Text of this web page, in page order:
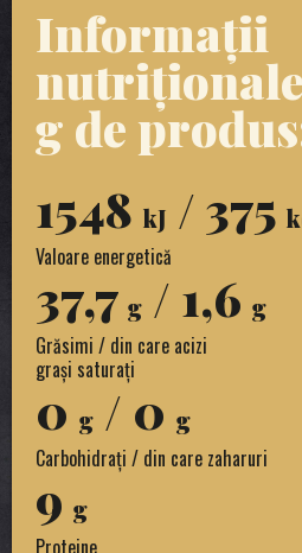
Informații
g de
1548 kJ / 375
Valoare energetică
37,7 g / 1,6 g
Grăsimi / din care acizi
grași saturați
0 g / 0 g
Carbohidrați / din care zaharuri
9 g